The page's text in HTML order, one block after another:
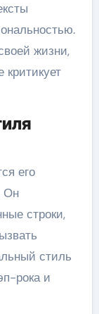
жизни,
его
Он
строки,
стиль
рока и